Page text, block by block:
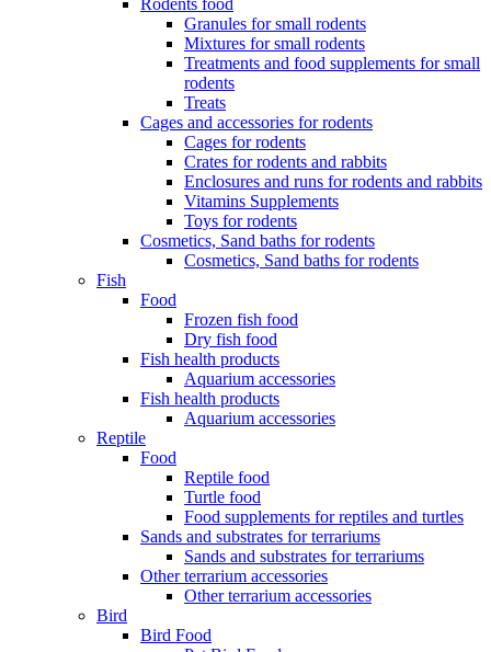
Granules for small rodents
Mixtures for small rodents
Treatments and food supplements for small
rodents
Treats
Cages and accessories for rodents
Cages for rodents
Сrates for rodents and rabbits
Enclosures and runs for rodents and rabbits
Vitamins Supplements
Toys for rodents
Cosmetics, Sand baths for rodents
Cosmetics, Sand baths for rodents
Fish
Food
Frozen fish food
Dry fish food
Fish health products
Aquarium accessories
Fish health products
Aquarium accessories
Reptile
Food
Reptile food
Turtle food
Food supplements for reptiles and turtles
Sands and substrates for terrariums
Sands and substrates for terrariums
Other terrarium accessories
Other terrarium accessories
Bird
Bird Food